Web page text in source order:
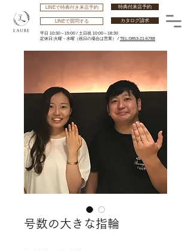
特典付来店予約
LINEで特典付き来店予約
カタログ請求
平日 10:30～19:00 / 土日祝 10:00～18:30
​定休日:火曜・水曜 （祝日の場合は営業） / TEL:0853-21-6788
LINEで質問する
号数の大きな指輪